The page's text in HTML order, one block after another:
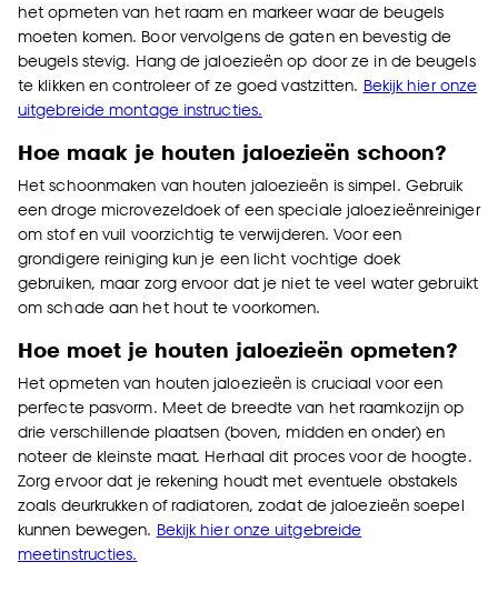
het opmeten van het raam en markeer waar de beugels
moeten komen. Boor vervolgens de gaten en bevestig de
beugels stevig. Hang de jaloezieën op door ze in de beugels
te klikken en controleer of ze goed vastzitten. Bekijk hier onze
uitgebreide montage instructies.
Hoe maak je houten jaloezieën schoon?
Het schoonmaken van houten jaloezieën is simpel. Gebruik
een droge microvezeldoek of een speciale jaloezieënreiniger
om stof en vuil voorzichtig te verwijderen. Voor een
grondigere reiniging kun je een licht vochtige doek
gebruiken, maar zorg ervoor dat je niet te veel water gebruikt
om schade aan het hout te voorkomen.
Hoe moet je houten jaloezieën opmeten?
Het opmeten van houten jaloezieën is cruciaal voor een
perfecte pasvorm. Meet de breedte van het raamkozijn op
drie verschillende plaatsen (boven, midden en onder) en
noteer de kleinste maat. Herhaal dit proces voor de hoogte.
Zorg ervoor dat je rekening houdt met eventuele obstakels
zoals deurkrukken of radiatoren, zodat de jaloezieën soepel
kunnen bewegen. Bekijk hier onze uitgebreide
meetinstructies.